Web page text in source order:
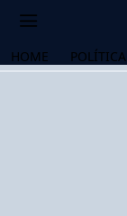
HOME POLÍTICA